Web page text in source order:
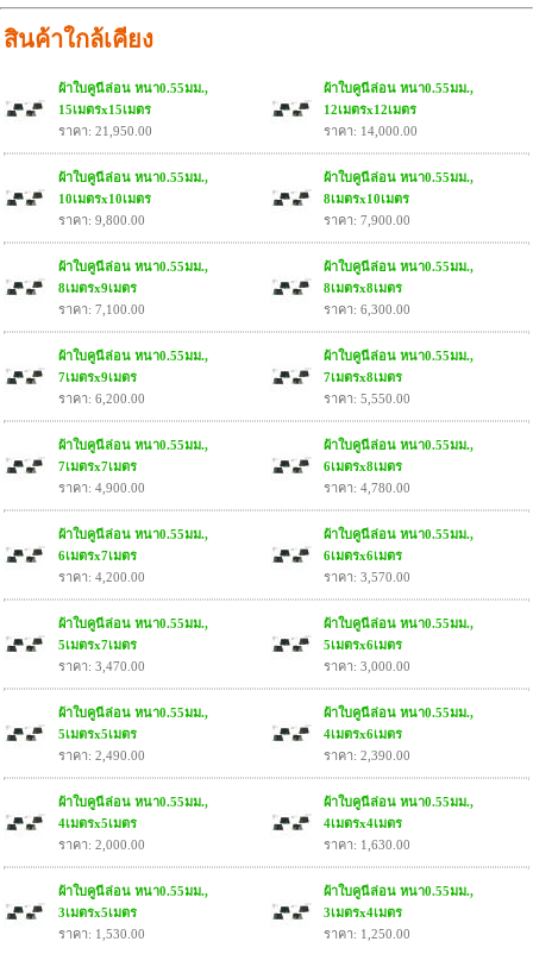
สินค้าใกล้เคียง
ผ้าใบคูนีล่อน หนา0.55มม.,
15เมตรx15เมตร
ราคา: 21,950.00
ผ้าใบคูนีล่อน หนา0.55มม.,
12เมตรx12เมตร
ราคา: 14,000.00
ผ้าใบคูนีล่อน หนา0.55มม.,
10เมตรx10เมตร
ราคา: 9,800.00
ผ้าใบคูนีล่อน หนา0.55มม.,
8เมตรx10เมตร
ราคา: 7,900.00
ผ้าใบคูนีล่อน หนา0.55มม.,
8เมตรx9เมตร
ราคา: 7,100.00
ผ้าใบคูนีล่อน หนา0.55มม.,
8เมตรx8เมตร
ราคา: 6,300.00
ผ้าใบคูนีล่อน หนา0.55มม.,
7เมตรx9เมตร
ราคา: 6,200.00
ผ้าใบคูนีล่อน หนา0.55มม.,
7เมตรx8เมตร
ราคา: 5,550.00
ผ้าใบคูนีล่อน หนา0.55มม.,
7เมตรx7เมตร
ราคา: 4,900.00
ผ้าใบคูนีล่อน หนา0.55มม.,
6เมตรx8เมตร
ราคา: 4,780.00
ผ้าใบคูนีล่อน หนา0.55มม.,
6เมตรx7เมตร
ราคา: 4,200.00
ผ้าใบคูนีล่อน หนา0.55มม.,
6เมตรx6เมตร
ราคา: 3,570.00
ผ้าใบคูนีล่อน หนา0.55มม.,
5เมตรx7เมตร
ราคา: 3,470.00
ผ้าใบคูนีล่อน หนา0.55มม.,
5เมตรx6เมตร
ราคา: 3,000.00
ผ้าใบคูนีล่อน หนา0.55มม.,
5เมตรx5เมตร
ราคา: 2,490.00
ผ้าใบคูนีล่อน หนา0.55มม.,
4เมตรx6เมตร
ราคา: 2,390.00
ผ้าใบคูนีล่อน หนา0.55มม.,
4เมตรx5เมตร
ราคา: 2,000.00
ผ้าใบคูนีล่อน หนา0.55มม.,
4เมตรx4เมตร
ราคา: 1,630.00
ผ้าใบคูนีล่อน หนา0.55มม.,
3เมตรx5เมตร
ราคา: 1,530.00
ผ้าใบคูนีล่อน หนา0.55มม.,
3เมตรx4เมตร
ราคา: 1,250.00